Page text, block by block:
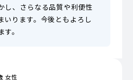
し、さらなる品質や利便性
いります。今後ともよろし
。
女性